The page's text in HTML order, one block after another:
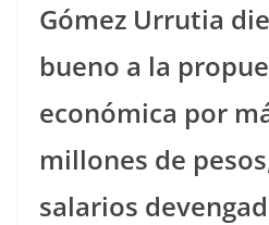
Gómez Urrutia
bueno a la
económica por
millones de
salarios